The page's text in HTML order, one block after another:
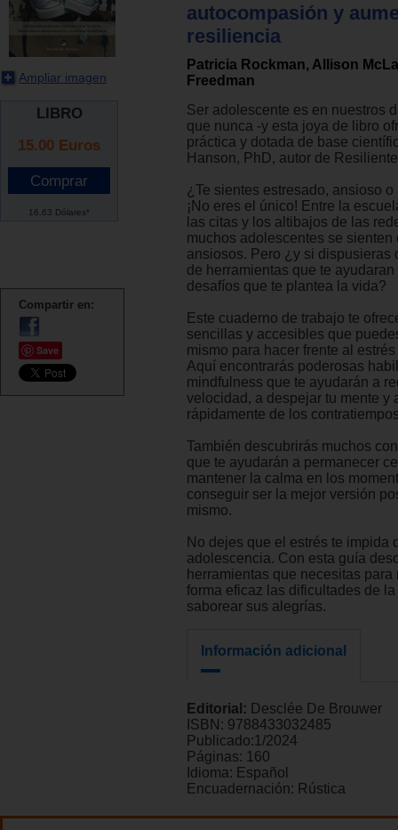
Ampliar imagen
LIBRO
15.00 Euros
16.63 Dólares*
Compartir en:
Save
autocompasión y
resiliencia
Patricia Rockman, Allison
Freedman
Ser adolescente es en nuestros
que nunca -y esta joya de libro
práctica y dotada de base
Hanson, PhD, autor de
¿Te sientes estresado, ansioso
¡No eres el único! Entre la
las citas y los altibajos de las
muchos adolescentes se sienten
ansiosos. Pero ¿y si dispusieras
de herramientas que te
desafíos que te plantea la vida?
Este cuaderno de trabajo te
sencillas y accesibles que
mismo para hacer frente al
Aquí encontrarás poderosas
mindfulness que te ayudarán a
velocidad, a despejar tu mente y
rápidamente de los
También descubrirás muchos
que te ayudarán a permanecer
mantener la calma en los
conseguir ser la mejor versión
mismo.
No dejes que el estrés te impida
adolescencia. Con esta guía
herramientas que necesitas para
forma eficaz las dificultades de
saborear sus alegrías.
Información adicional
Editorial: Desclée De Brouwer
ISBN: 9788433032485
Publicado:1/2024
Páginas: 160
Idioma: Español
Encuadernación: Rústica